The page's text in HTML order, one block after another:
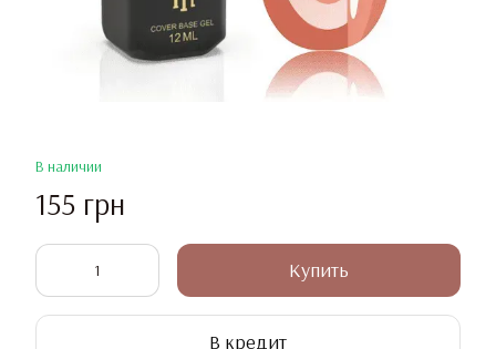
В наличии
155 грн
Купить
В кредит